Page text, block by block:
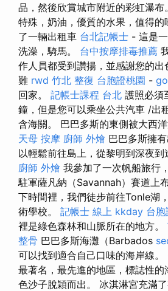
品，然後欣賞城市附近的彩虹瀑
特殊，奶油，優質的水果，值得的
了一輛出租車 台北記帳士 - 這是
洗澡，騎馬。 台中按摩排毒推薦
作人員都受到讚揚，並感謝您的出
難 rwd 竹北 整復 台胞證桃園 -
回家。 記帳士課程 台北 護照必須
鐘，但是您可以乘坐公共汽車 /出
含海關。 巴巴多斯的東側被大西
天母 按摩 廚師 外燴 巴巴多斯擁
以輕鬆前往島上，從黎明到深夜到
廚師 外燴 我參加了一次帆船旅行
駐軍薩凡納（Savannah）賽道上
下時間裡，我們徒步前往Tonle湖
術學校。 記帳士 線上 kkday 台胞
裡是綠色森林和山脈所在的地方。
整骨 巴巴多斯海灘（Barbados
可以找到適合自己口味的海岸線。
最著名，最先進的地區，標誌性
色沙子脫穎而出。 冰淇淋宮充滿